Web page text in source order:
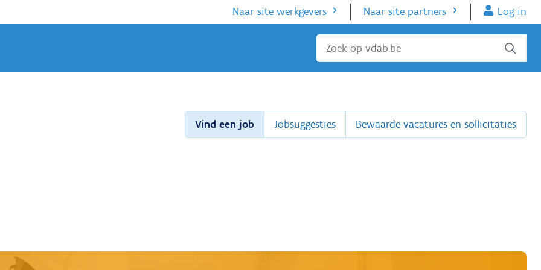
Naar site werkgevers Naar site partners Log in
Sluiten
Vind een job Jobsuggesties Bewaarde vacatures en sollicitaties